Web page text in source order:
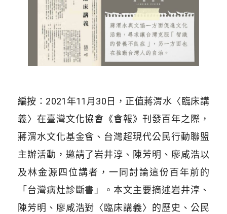
編按：2021年11月30日，正值蔣渭水〈臨床講
義〉在臺灣文化協會《會報》刊發百年之際，
蔣渭水文化基金會、台灣超現代公民行動聯盟
主辦活動，邀請了岩井淳、陳芳明、廖咸浩以
及林金源四位講者，一同討論這份百年前的
「台灣病灶診斷書」。本文主要摘述岩井淳、
陳芳明、廖咸浩對〈臨床講義〉的歷史、公民